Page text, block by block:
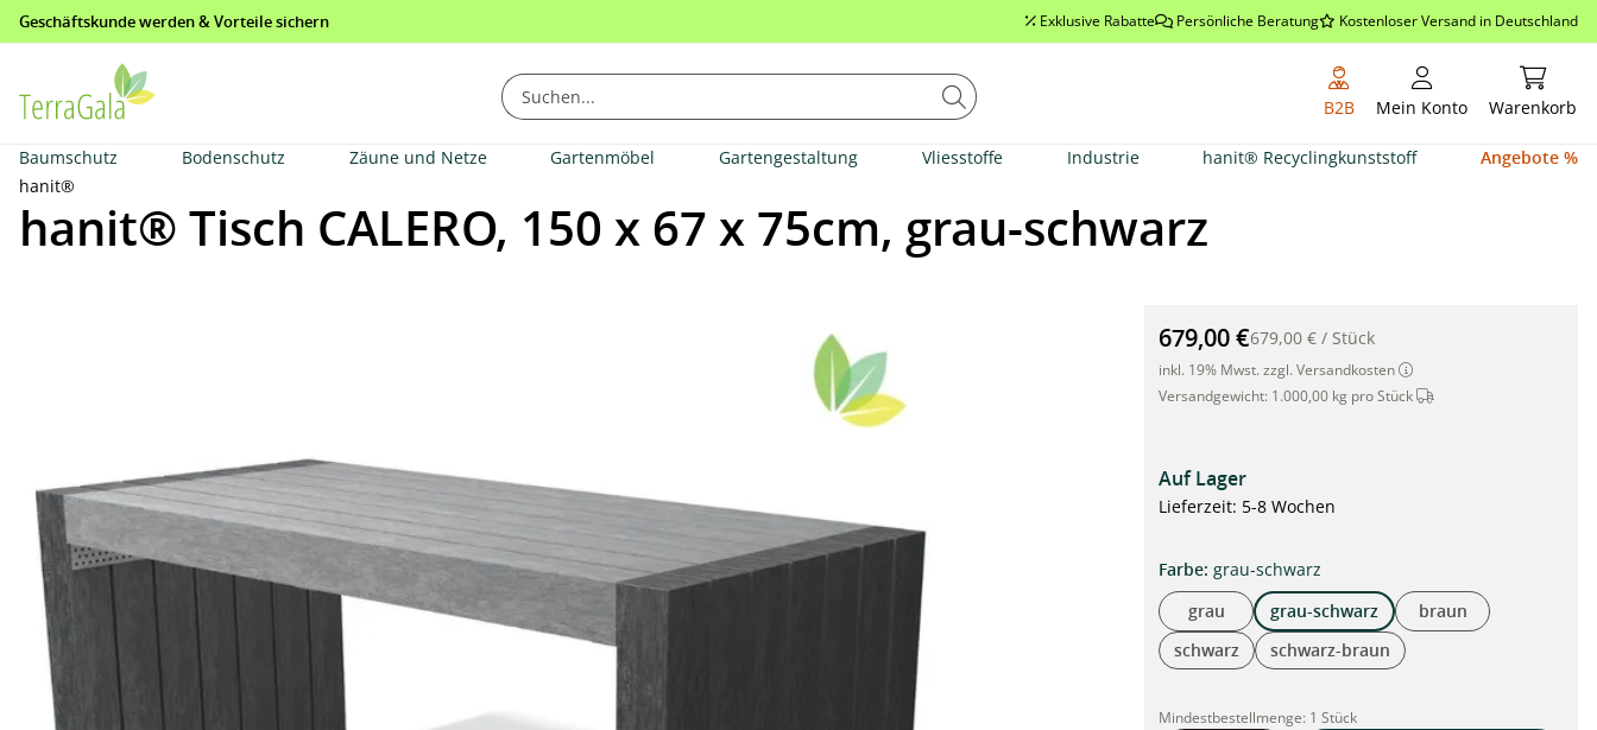
Zur Hauptnavigation springen
Geschäftskunde werden & Vorteile sichern Exklusive Rabatte Persönliche Beratung Kostenloser Versand in Deutschland
B2B Mein Konto Warenkorb
Baumschutz Bodenschutz Zäune und Netze Gartenmöbel Gartengestaltung Vliesstoffe Industrie hanit® Recyclingkunststoff
Angebote %
hanit®
hanit® Tisch CALERO, 150 x 67 x 75cm, grau-schwarz
hanit® Tisch CALERO, 150 x 67 x 75cm, grau-schwarz"
679,00 €679,00 € / Stück
inkl. 19% Mwst. zzgl. Versandkosten
Versandgewicht: 1.000,00 kg pro Stück Dieser Artikel wird per
Auf Lager
Lieferzeit: 5-8 Wochen
Farbeauswählen
:grau-schwarz
grau
grau-schwarz
braun
schwarz
schwarz-braun
Mindestbestellmenge: 1 Stück